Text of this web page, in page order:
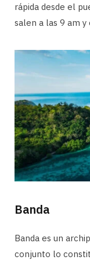
rápida desde el
salen a las 9 am
Banda
Banda es un
conjunto lo